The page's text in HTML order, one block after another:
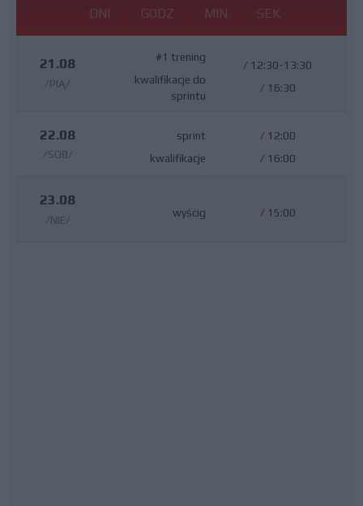
DNI GODZ MIN SEK
21.08
/PIĄ/
#1 trening
kwalifikacje do
sprintu
/ 12:30-13:30
/ 16:30
22.08
/SOB/
sprint
kwalifikacje
/ 12:00
/ 16:00
23.08
/NIE/
wyścig / 15:00